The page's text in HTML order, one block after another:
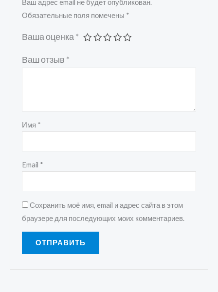
Ваш адрес email не будет опубликован.
Обязательные поля помечены *
Ваша оценка *
Ваш отзыв *
Имя *
Email *
Сохранить моё имя, email и адрес сайта в этом
браузере для последующих моих комментариев.